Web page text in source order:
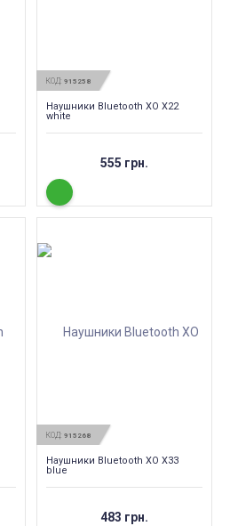
КОД: 915258
Наушники Bluetooth XO X22
white
555 грн.
КОД: 915268
Наушники Bluetooth XO X33
blue
483 грн.